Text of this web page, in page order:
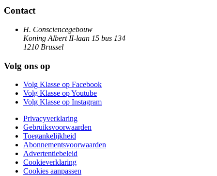
Contact
H. Consciencegebouw
Koning Albert II-laan 15 bus 134
1210 Brussel
Volg ons op
Volg Klasse op Facebook
Volg Klasse op Youtube
Volg Klasse op Instagram
Privacyverklaring
Gebruiksvoorwaarden
Toegankelijkheid
Abonnementsvoorwaarden
Advertentiebeleid
Cookieverklaring
Cookies aanpassen